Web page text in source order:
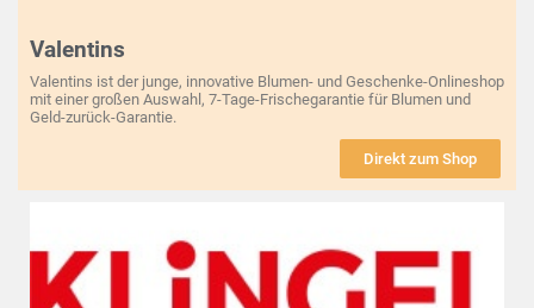
Valentins
Valentins ist der junge, innovative Blumen- und Geschenke-Onlineshop
mit einer großen Auswahl, 7-Tage-Frischegarantie für Blumen und
Geld-zurück-Garantie.
Direkt zum Shop